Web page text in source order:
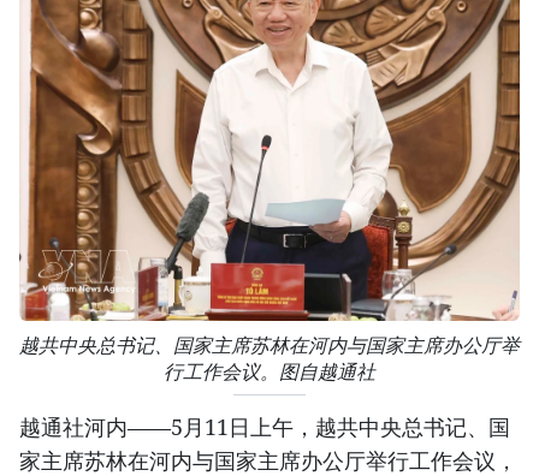
越共中央总书记、国家主席苏林在河内与国家主席办公厅举
行工作会议。图自越通社
越通社河内——5月11日上午，越共中央总书记、国
家主席苏林在河内与国家主席办公厅举行工作会议，